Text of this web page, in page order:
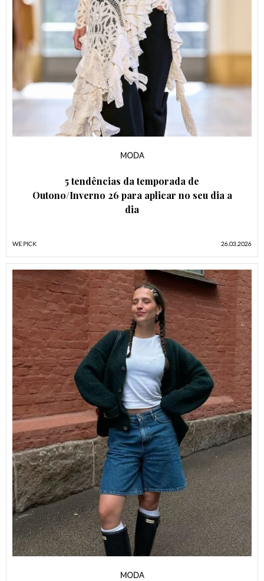
MODA
5 tendências da temporada de
Outono/Inverno 26 para aplicar no seu dia a
dia
26.03.2026
WE PICK
MODA